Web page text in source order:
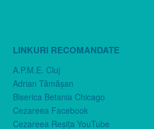
LINKURI RECOMANDATE
A.P.M.E. Cluj
Adrian Tămăşan
Biserica Betania Chicago
Cezareea Facebook
Cezareea Reşiţa YouTube